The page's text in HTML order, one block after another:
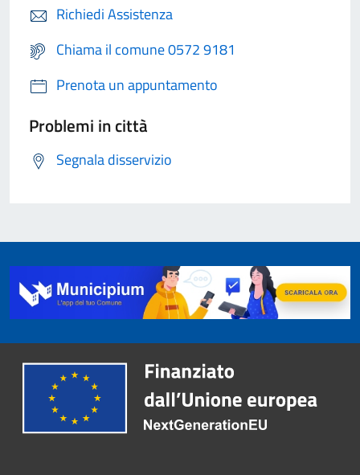
Richiedi Assistenza
Chiama il comune 0572 9181
Prenota un appuntamento
Problemi in città
Segnala disservizio